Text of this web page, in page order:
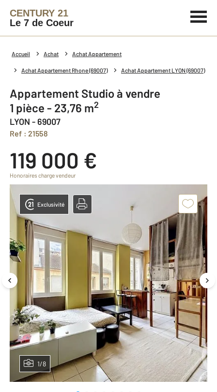
CENTURY 21
Le 7 de Coeur
Accueil Achat Achat Appartement
Achat Appartement Rhone (69007) Achat Appartement LYON (69007)
Appartement Studio à vendre
1 pièce - 23,76 m2
LYON - 69007
Ref : 21558
119 000 €
Honoraires charge vendeur
1/8
Exclusivité